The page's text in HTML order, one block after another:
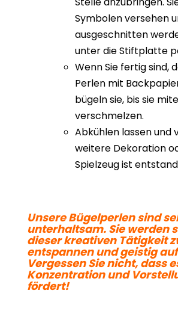
Symbolen versehen
ausgeschnitten
unter die Stiftplatte
Wenn Sie fertig sind,
Perlen mit
bügeln sie, bis sie
verschmelzen.
Abkühlen lassen und
weitere Dekoration
Spielzeug ist
Unsere Bügelperlen sind
unterhaltsam. Sie werden
dieser kreativen Tätigkeit
entspannen und geistig
Vergessen Sie nicht, dass
Konzentration und
fördert!